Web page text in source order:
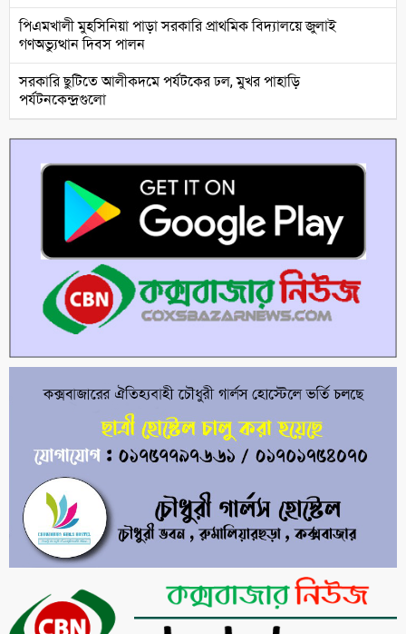
পিএমখালী মুহসিনিয়া পাড়া সরকারি প্রাথমিক বিদ্যালয়ে জুলাই
গণঅভ্যুত্থান দিবস পালন
সরকারি ছুটিতে আলীকদমে পর্যটকের ঢল, মুখর পাহাড়ি
পর্যটনকেন্দ্রগুলো